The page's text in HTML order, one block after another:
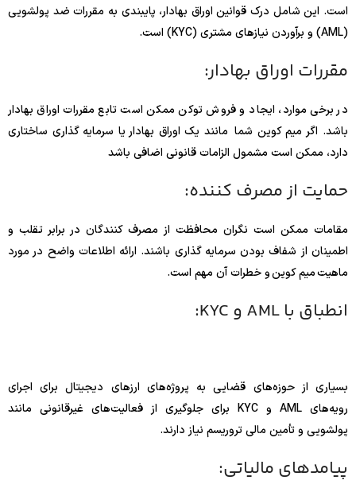
است. این شامل درک قوانین اوراق بهادار، پایبندی به مقررات ضد پولشویی
(AML) و برآوردن نیازهای مشتری (KYC) است.
مقررات اوراق بهادار:
در برخی موارد، ایجاد و فروش توکن ممکن است تابع مقررات اوراق بهادار
باشد. اگر میم کوین شما مانند یک اوراق بهادار یا سرمایه گذاری ساختاری
دارد، ممکن است مشمول الزامات قانونی اضافی باشد
حمایت از مصرف کننده:
مقامات ممکن است نگران محافظت از مصرف کنندگان در برابر تقلب و
اطمینان از شفاف بودن سرمایه گذاری باشند. ارائه اطلاعات واضح در مورد
ماهیت میم کوین و خطرات آن مهم است.
انطباق با AML و KYC:
بسیاری از حوزه‌های قضایی به پروژه‌های ارزهای دیجیتال برای اجرای
رویه‌های AML و KYC برای جلوگیری از فعالیت‌های غیرقانونی مانند
پولشویی و تأمین مالی تروریسم نیاز دارند.
پیامدهای مالیاتی: